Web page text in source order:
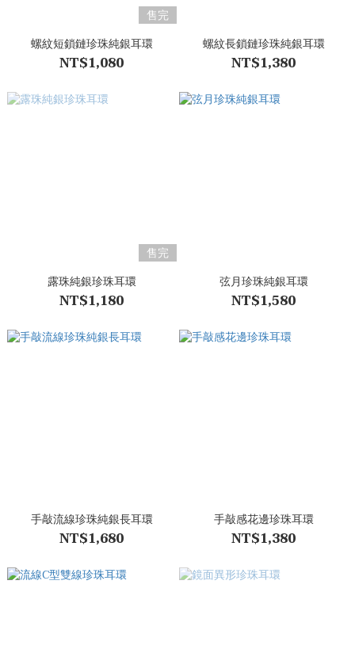
售完
螺紋短鎖鏈珍珠純銀耳環
NT$1,080
螺紋長鎖鏈珍珠純銀耳環
NT$1,380
售完
露珠純銀珍珠耳環
NT$1,180
弦月珍珠純銀耳環
NT$1,580
手敲流線珍珠純銀長耳環
NT$1,680
手敲感花邊珍珠耳環
NT$1,380